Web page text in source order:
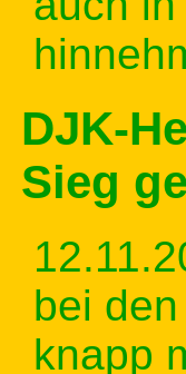
DJK-
Sieg
bei
knapp